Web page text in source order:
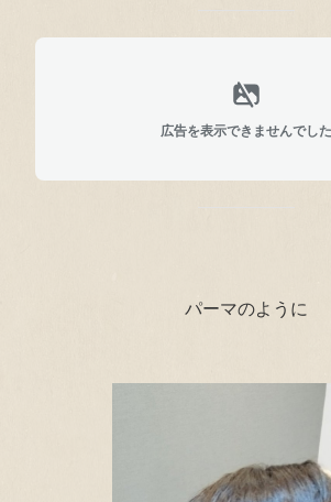
広告を表示できませんでした
パーマのように